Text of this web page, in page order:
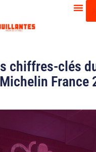
chiffres-clés
Michelin France